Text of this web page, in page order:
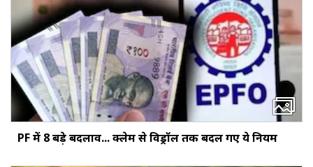
PF में 8 बड़े बदलाव... क्‍लेम से विड्रॉल तक बदल गए ये नियम